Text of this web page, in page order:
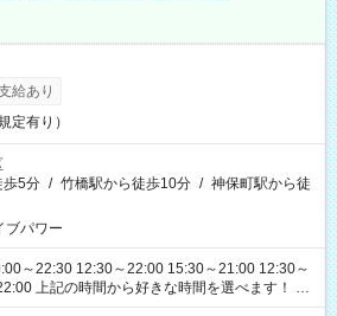
給あり
定有り）
歩5分 / 竹橋駅から徒歩10分 / 神保町駅から徒
ブパワー
～22:30 12:30～22:00 15:30～21:00 12:30～
選べます！ ※
可能性があります